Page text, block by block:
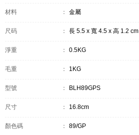
材料 ： 金屬
尺码 ： 長 5.5 x 寬 4.5 x 高 1.2 cm
淨重 ： 0.5KG
毛重 ： 1KG
型號 ： BLH89GPS
尺寸 ： 16.8cm
顏色碼 ： 89/GP